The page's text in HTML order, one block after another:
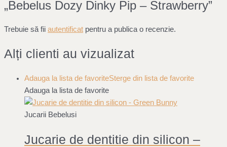
„Bebelus Dozy Dinky Pip – Strawberry”
Trebuie să fii autentificat pentru a publica o recenzie.
Alți clienti au vizualizat
Adauga la lista de favoriteSterge din lista de favorite
Adauga la lista de favorite
Jucarii Bebelusi
Jucarie de dentitie din silicon –